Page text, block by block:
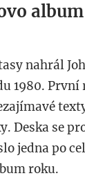
nahrál
1980. První
Deska se
jedna po
roku.